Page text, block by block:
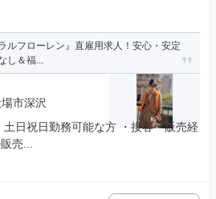
ルフローレン』直雇用求人！安心・安定
し＆福...
市深沢
日祝日勤務可能な方 ・接客・販売経
売...